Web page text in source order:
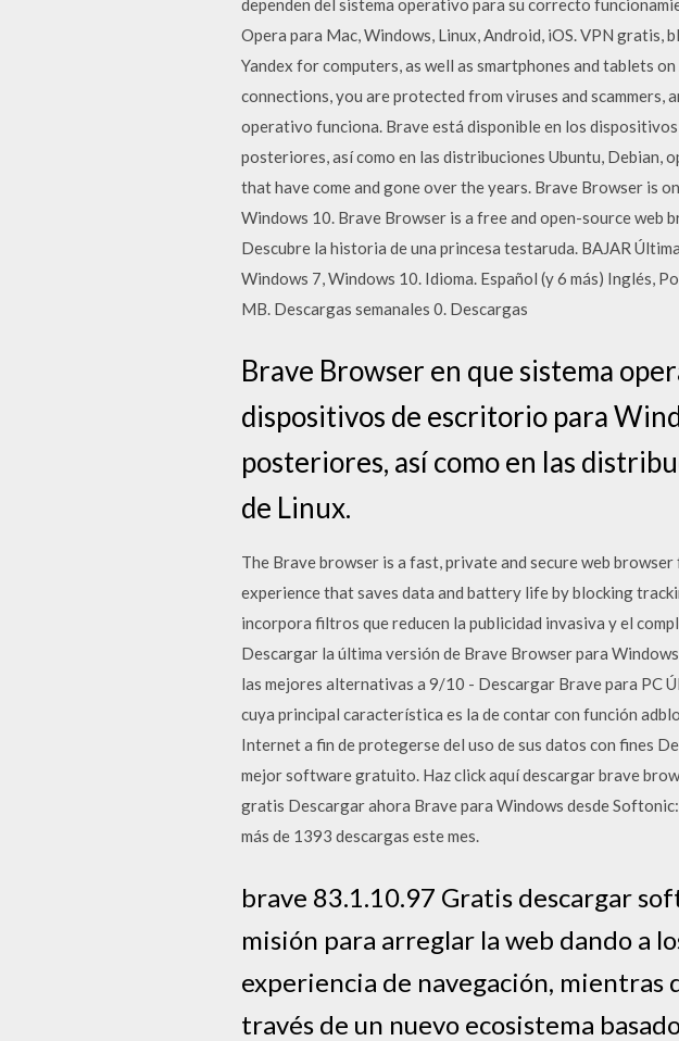
Opera para Mac, Windows, Linux, Android, iOS. VPN gratis,
Yandex for computers, as well as smartphones and tablets
connections, you are protected from viruses and
operativo funciona. Brave está disponible en los
posteriores, así como en las distribuciones Ubuntu, Debian,
that have come and gone over the years. Brave Browser is
Windows 10. Brave Browser is a free and open-source web
Descubre la historia de una princesa testaruda. BAJAR
Windows 7, Windows 10. Idioma. Español (y 6 más) Inglés,
MB. Descargas semanales 0. Descargas
Brave Browser en que sistema
dispositivos de escritorio para
posteriores, así como en las
de Linux.
The Brave browser is a fast, private and secure web
experience that saves data and battery life by blocking
incorpora filtros que reducen la publicidad invasiva y el
Descargar la última versión de Brave Browser para
las mejores alternativas a 9/10 - Descargar Brave para PC
cuya principal característica es la de contar con función
Internet a fin de protegerse del uso de sus datos con fines
mejor software gratuito. Haz click aquí descargar brave
gratis Descargar ahora Brave para Windows desde
más de 1393 descargas este mes.
brave 83.1.10.97 Gratis descargar
misión para arreglar la web dando a
experiencia de navegación, mientras
través de un nuevo ecosistema